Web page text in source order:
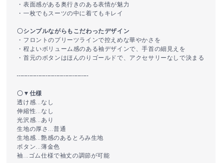
・表面感がある奥行きのある表情が魅力
・一枚でもスーツの中に着てもキレイ
〇シンプルながらもこだわったデザイン
・フロントのプリーツラインで控えめな華やかさを
・程よいボリューム感のある袖デザインで、手首の細見えを
・首元のボタンはほんのりゴールドで、アクセサリーなしで決まる
----------------------------------------
〇▼仕様
透け感...なし
伸縮性...なし
光沢感...あり
生地の厚さ...普通
生地感...艶感のあるとろみ生地
ボタン...薄金色
袖...ゴム仕様で袖丈の調節が可能